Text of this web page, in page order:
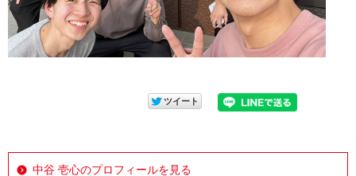
中谷 壱心のプロフィールを見る